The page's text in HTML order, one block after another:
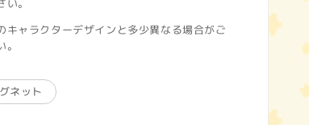
ャラクターデザインと多少異なる場合がご
ネット